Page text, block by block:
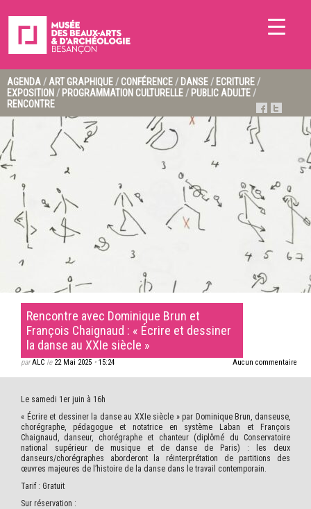
AGENDA / ART GRAPHIQUE / CONFÉRENCE / DANSE / ECRITURE /
EXPOSITION / PROGRAMMATION CULTURELLE / PUBLIC ADULTE /
RENCONTRE
Rencontre avec Dominique Brun et
François Chaignaud : « Écrire et dessiner
la danse au XXIe siècle »
parALC le 22 Mai 2025 • 15:24 Aucun commentaire
Le samedi 1er juin à 16h
« Écrire et dessiner la danse au XXIe siècle » par Dominique Brun, danseuse,
chorégraphe, pédagogue et notatrice en système Laban et François
Chaignaud, danseur, chorégraphe et chanteur (diplômé du Conservatoire
national supérieur de musique et de danse de Paris) : les deux
danseurs/chorégraphes aborderont la réinterprétation de partitions des
œuvres majeures de l’histoire de la danse dans le travail contemporain.
Tarif : Gratuit
Sur réservation :